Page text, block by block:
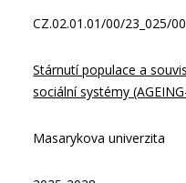
CZ.02.01.01/00/23_025/
Stárnutí populace a
sociální systémy
Masarykova univerzita